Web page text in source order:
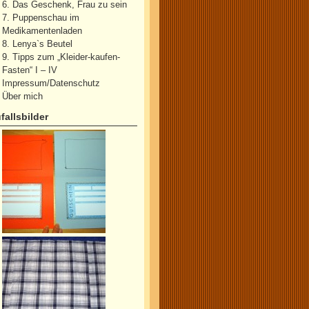
6. Das Geschenk, Frau zu sein
7. Puppenschau im
Medikamentenladen
8. Lenya`s Beutel
9. Tipps zum „Kleider-kaufen-
Fasten“ I – IV
Impressum/Datenschutz
Über mich